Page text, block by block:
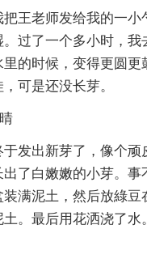
王老师发给我的一小
过了一个多小时，我
的时候，变得更圆更
可是还没长芽。
发出新芽了，像个顽
了白嫩嫩的小芽。事
满泥土，然后放綠豆
。最后用花洒浇了水